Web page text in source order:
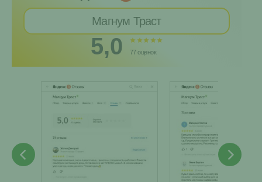
Магнум Траст
5,0 77 оценок